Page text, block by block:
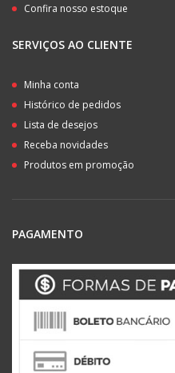
Confira nosso estoque
SERVIÇOS AO CLIENTE
Minha conta
Histórico de pedidos
Lista de desejos
Receba novidades
Produtos em promoção
PAGAMENTO